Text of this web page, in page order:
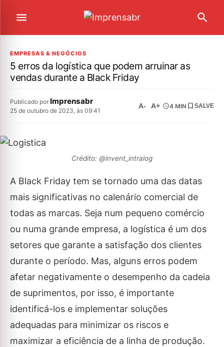
EMPRESAS & NEGÓCIOS
5 erros da logística que podem arruinar as
vendas durante a Black Friday
Publicado por Imprensabr
25 de outubro de 2023, às 09:41
A- A+ 4 MIN SALVE
Crédito: @invent_intralog
A Black Friday tem se tornado uma das datas
mais significativas no calenário comercial de
todas as marcas. Seja num pequeno comércio
ou numa grande empresa, a logística é um dos
setores que garante a satisfação dos clientes
durante o período. Mas, alguns erros podem
afetar negativamente o desempenho da cadeia
de suprimentos, por isso, é importante
identificá-los e implementar soluções
adequadas para minimizar os riscos e
maximizar a eficiência de a linha de produção.